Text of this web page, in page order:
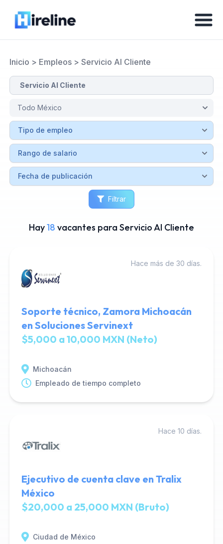
Inicio > Empleos> Servicio Al Cliente
Filtrar
Hay18 vacantes para Servicio Al Cliente
Hace más de 30 días.
Soporte técnico, Zamora Michoacán
en Soluciones Servinext
$5,000 a 10,000 MXN (Neto)
Michoacán
Empleado de tiempo completo
Hace 10 días.
Ejecutivo de cuenta clave en Tralix
México
$20,000 a 25,000 MXN (Bruto)
Ciudad de México